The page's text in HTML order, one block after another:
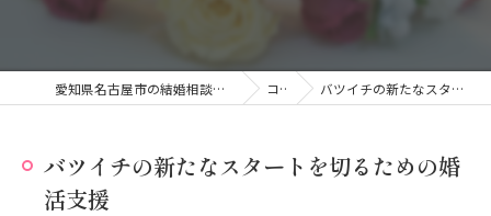
愛知県名古屋市の結婚相談所なら結婚相談所 婚活クラフト コラム バツイチの新たなスタートを切るための婚活支援
バツイチの新たなスタートを切るための婚
活支援